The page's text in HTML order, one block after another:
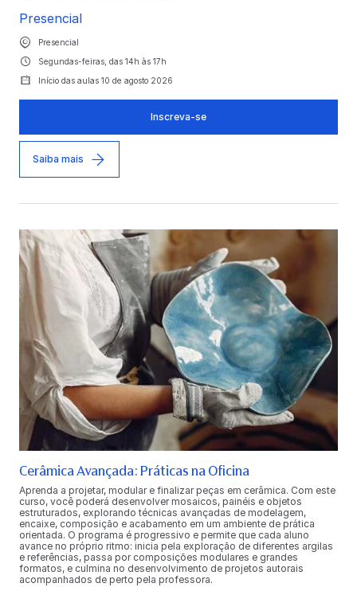
Presencial
Presencial
Segundas-feiras, das 14h às 17h
Início das aulas 10 de agosto 2026
Inscreva-se
Saiba mais
Cerâmica Avançada: Práticas na Oficina
Aprenda a projetar, modular e finalizar peças em cerâmica. Com este
curso, você poderá desenvolver mosaicos, painéis e objetos
estruturados, explorando técnicas avançadas de modelagem,
encaixe, composição e acabamento em um ambiente de prática
orientada. O programa é progressivo e permite que cada aluno
avance no próprio ritmo: inicia pela exploração de diferentes argilas
e referências, passa por composições modulares e grandes
formatos, e culmina no desenvolvimento de projetos autorais
acompanhados de perto pela professora.